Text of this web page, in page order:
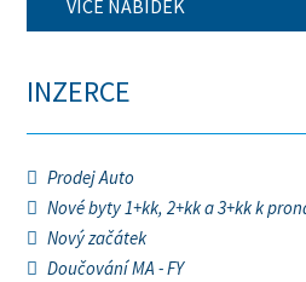
VÍCE NABÍDEK
INZERCE
Prodej Auto
Nové byty 1+kk, 2+kk a 3+kk k
Nový začátek
Doučování MA - FY